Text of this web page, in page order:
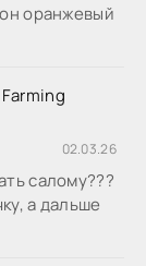
оранжевый
02.03.26
салому???
а дальше